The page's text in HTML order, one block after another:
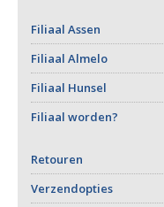
Filiaal Assen
Filiaal Almelo
Filiaal Hunsel
Filiaal worden?
Retouren
Verzendopties